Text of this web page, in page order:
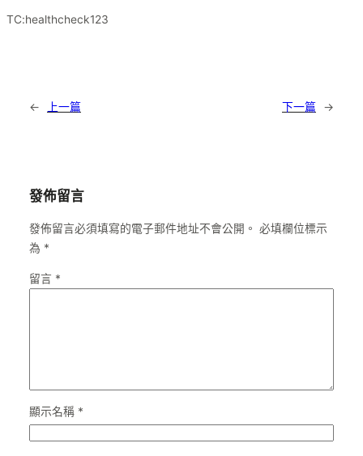
TC:healthcheck123
← 上一篇 下一篇 →
發佈留言
發佈留言必須填寫的電子郵件地址不會公開。 必填欄位標示
為 *
留言 *
顯示名稱 *